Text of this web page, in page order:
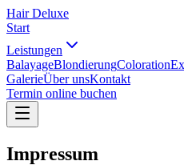
HairDeluxe
Start
Leistungen
BalayageBlondierungColoration
GalerieÜber unsKontakt
Termin online buchen
Impressum